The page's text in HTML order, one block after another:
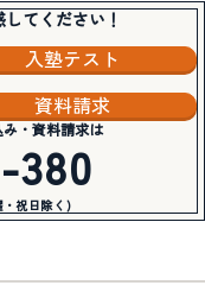
てください！
入塾テスト
資料請求
・資料請求は
380
・祝日除く)